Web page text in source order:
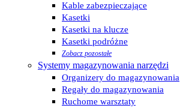
Kable zabezpieczające
Kasetki
Kasetki na klucze
Kasetki podróżne
Zobacz pozostałe
Systemy magazynowania narzędzi
Organizery do magazynowania
Regały do magazynowania
Ruchome warsztaty